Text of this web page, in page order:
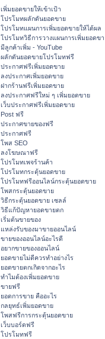
เพิ่มยอดขายให้เข้าเป้า
โปรโมทผลักดันยอดขาย
โปรโมทแผนการเพิ่มยอดขายให้ได้ผล
โปรโมทวิธีการวางแผนการเพิ่มยอดข
มีลูกค้าเพิ่ม - YouTube
ผลักดันยอดขายโปรโมทฟรี
ประกาศฟรีเพิ่มยอดขาย
ลงประกาศเพิ่มยอดขาย
ฝากร้านฟรีเพิ่มยอดขาย
ลงประกาศฟรีใหม่ ๆ เพิ่มยอดขาย
เว็บประกาศฟรีเพิ่มยอดขาย
Post ฟรี
ประกาศขายของฟรี
ประกาศฟรี
โพส SEO
ลงโฆษณาฟรี
โปรโมทเพจร้านค้า
โปรโมทกระตุ้นยอดขาย
โปรโมทฟรีออนไลน์กระตุ้นยอดขาย
โพสกระตุ้นยอดขาย
วิธีกระตุ้นยอดขาย เซลล์
วิธีแก้ปัญหายอดขายตก
เริ่มต้นขายของ
แหล่งรับของมาขายออนไลน์
ขายของออนไลน์อะไรดี
อยากขายของออนไลน์
ยอดขายไม่ดีควรทำอย่างไร
ยอดขายตกเกิดจากอะไร
ทำไมต้องเพิ่มยอดขาย
ขายฟรี
ยอดการขาย คืออะไร
กลยุทธ์เพิ่มยอดขาย
โพสฟรีการกระตุ้นยอดขาย
เว็บบอร์ดฟรี
โปรโมทฟรี